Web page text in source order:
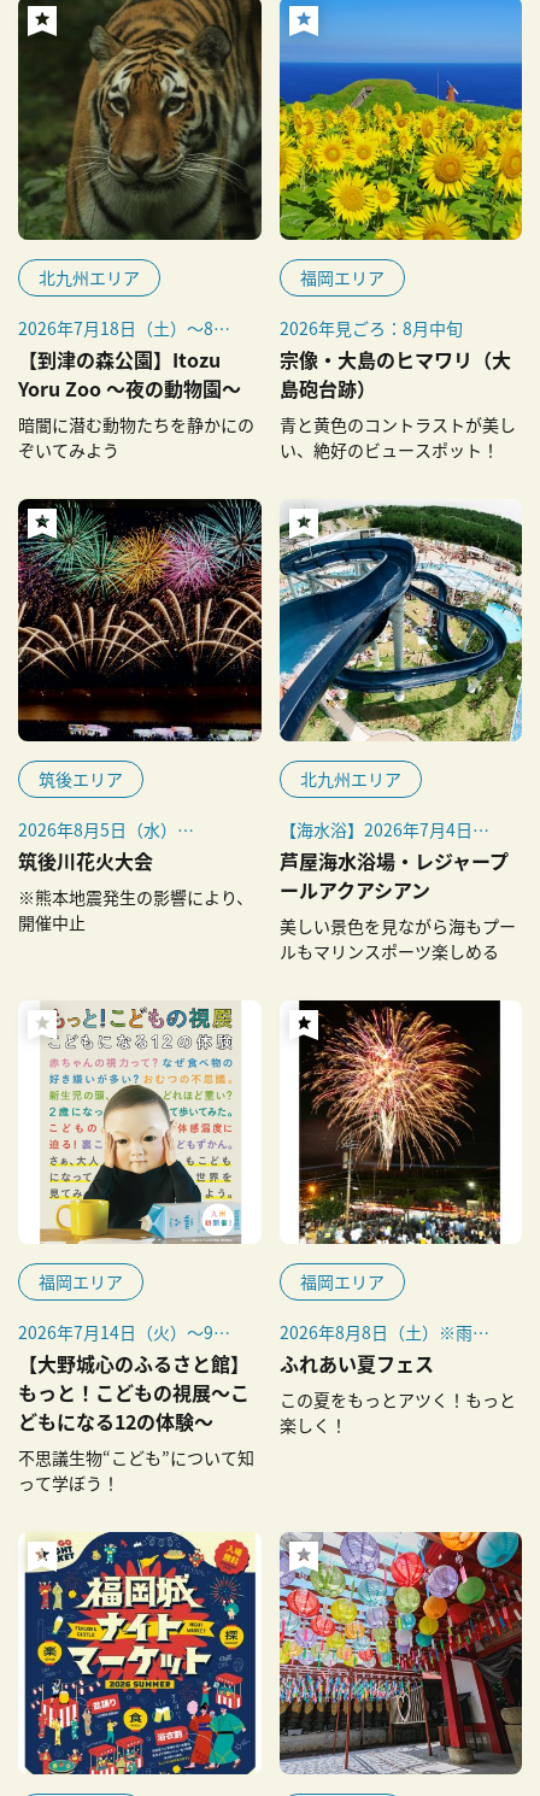
13（日）、19（土）～23日
（水・祝）
2026年5月2日（土）～5月6
日（水・振休）
北九州エリア
2026年7月18日（土）～8月
31日（月）の土・日曜、祝
日、8月13日（木）・14日
（金）（全18日間）
【到津の森公園】Itozu
Yoru Zoo ～夜の動物園～
暗闇に潜む動物たちを静かにの
ぞいてみよう
福岡エリア
2026年見ごろ：8月中旬
宗像・大島のヒマワリ（大
島砲台跡）
青と黄色のコントラストが美し
い、絶好のビュースポット！
筑後エリア
2026年8月5日（水）
※小雨決行。荒天時の予備日
筑後川花火大会
※熊本地震発生の影響により、
開催中止
北九州エリア
【海水浴】2026年7月4日
（土）～8月16日（日）
【プール営業日】2026年7月
9日（木）～8月30日（日）
芦屋海水浴場・レジャープ
ールアクアシアン
美しい景色を見ながら海もプー
ルもマリンスポーツ楽しめる
福岡エリア
2026年7月14日（火）～9月
23日（水・祝）
※9月19日（土）～23日
（水・祝）は混雑が予想され
るため、WEB予約による入場
制限を行います。
【大野城心のふるさと館】
もっと！こどもの視展～こ
どもになる12の体験～
不思議生物“こども”について知
って学ぼう！
福岡エリア
2026年8月8日（土）※雨天
決行
ふれあい夏フェス
この夏をもっとアツく！もっと
楽しく！